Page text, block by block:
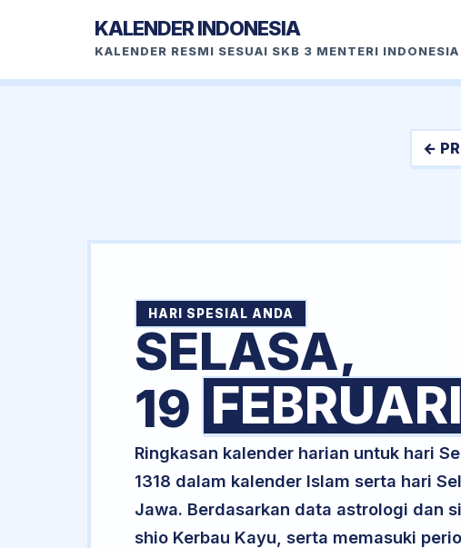
KALENDER INDONESIA
KALENDER RESMI SESUAI SKB 3 MENTERI INDONESIA
←
HARI SPESIAL ANDA
SELASA,
19 FEBRUARI
Ringkasan kalender harian untuk hari
1318 dalam kalender Islam serta hari
Jawa. Berdasarkan data astrologi dan
shio Kerbau Kayu, serta memasuki